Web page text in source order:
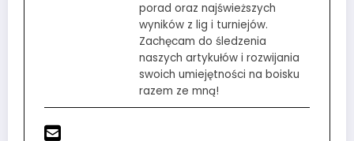
porad oraz najświeższych
wyników z lig i turniejów.
Zachęcam do śledzenia
naszych artykułów i rozwijania
swoich umiejętności na boisku
razem ze mną!